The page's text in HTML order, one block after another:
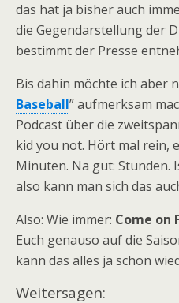
das hat ja bisher auch
die Gegendarstellung der
bestimmt der Presse
Bis dahin möchte ich aber
Baseball” aufmerksam
Podcast über die
kid you not. Hört mal rein,
Minuten. Na gut: Stunden.
also kann man sich das
Also: Wie immer: Come on
Euch genauso auf die
kann das alles ja schon
Weitersagen: